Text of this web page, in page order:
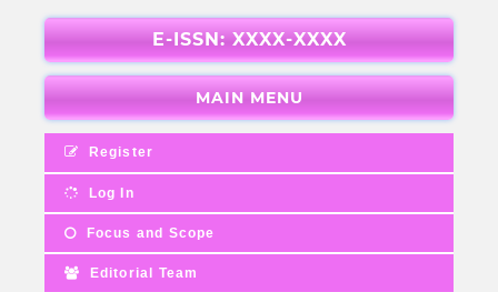
E-ISSN: XXXX-XXXX
MAIN MENU
Register
Log In
Focus and Scope
Editorial Team